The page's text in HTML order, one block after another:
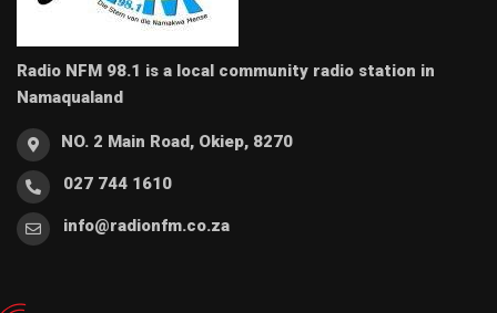
Radio NFM 98.1 is a local community radio station in
Namaqualand
NO. 2 Main Road, Okiep, 8270
027 744 1610
info@radionfm.co.za